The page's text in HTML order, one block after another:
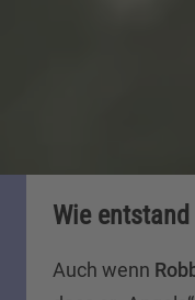
Wie entstand
Auch wenn